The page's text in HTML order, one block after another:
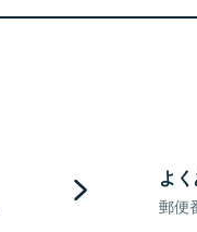
よ
郵便